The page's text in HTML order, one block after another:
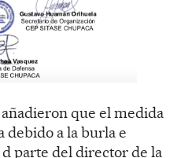
que el medida
debido a la burla e
parte del director de la